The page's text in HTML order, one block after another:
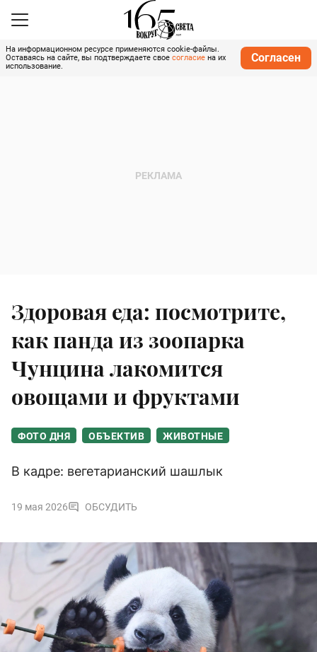
На информационном ресурсе применяются cookie-файлы.
Оставаясь на сайте, вы подтверждаете свое согласие на их
использование.
Согласен
Здоровая еда: посмотрите,
как панда из зоопарка
Чунцина лакомится
овощами и фруктами
ФОТО ДНЯ ОБЪЕКТИВ ЖИВОТНЫЕ
В кадре: вегетарианский шашлык
19 мая 2026 ОБСУДИТЬ